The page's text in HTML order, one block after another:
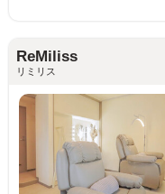
ReMiliss
リミリス